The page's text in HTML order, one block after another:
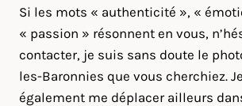
Si les mots « authenticité », «
« passion » résonnent en vous,
contacter, je suis sans doute le
les-Baronnies que vous cherchiez.
également me déplacer ailleurs